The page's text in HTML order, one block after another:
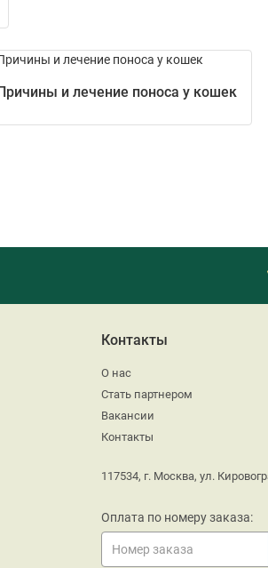
и лечение поноса у кошек
Контакты
О нас
Стать партнером
Вакансии
Контакты
117534, г. Москва, ул.
Оплата по номеру заказа: